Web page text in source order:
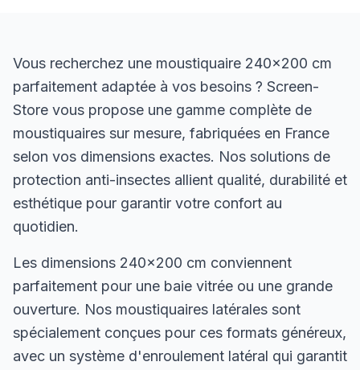
Vous recherchez une moustiquaire 240×200 cm
parfaitement adaptée à vos besoins ? Screen-
Store vous propose une gamme complète de
moustiquaires sur mesure, fabriquées en France
selon vos dimensions exactes. Nos solutions de
protection anti-insectes allient qualité, durabilité et
esthétique pour garantir votre confort au
quotidien.
Les dimensions 240×200 cm conviennent
parfaitement pour une baie vitrée ou une grande
ouverture. Nos moustiquaires latérales sont
spécialement conçues pour ces formats généreux,
avec un système d'enroulement latéral qui garantit